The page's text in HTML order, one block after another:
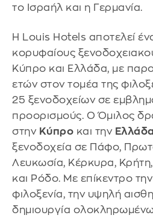
το Ισραήλ και η Γερμανία.
Η Louis Hotels αποτελεί
κορυφαίους
Κύπρο και Ελλάδα, με
ετών στον τομέα της
25 ξενοδοχείων σε
προορισμούς. Ο Όμιλος
στην Κύπρο και την Ελλάδα
ξενοδοχεία σε Πάφο,
Λευκωσία, Κέρκυρα,
και Ρόδο. Με επίκεντρο
φιλοξενία, την υψηλή
δημιουργία